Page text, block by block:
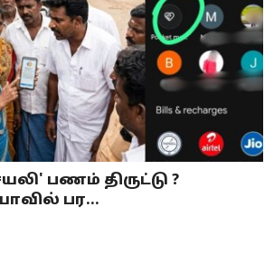
பணம் திருட்டு ?
பர...